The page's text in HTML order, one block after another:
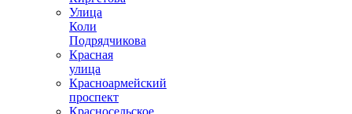
Улица
Коли
Подрядчикова
Красная
улица
Красноармейский
проспект